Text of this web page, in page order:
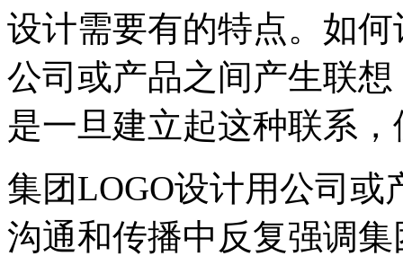
设计需要有的特点。如
公司或产品之间产生联
是一旦建立起这种联系
集团LOGO设计用公司
沟通和传播中反复强调